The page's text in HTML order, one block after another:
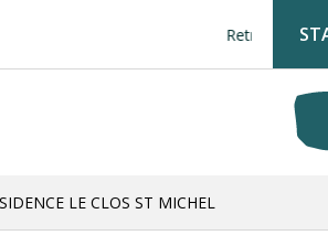
Retrouve Luz tourisme
LE CLOS ST MICHEL